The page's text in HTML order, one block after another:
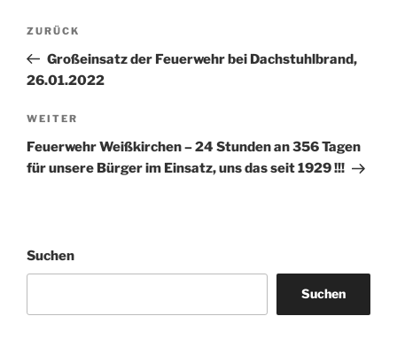
Beitragsnavigation
Vorheriger
Beitrag
ZURÜCK
Großeinsatz der Feuerwehr bei Dachstuhlbrand,
26.01.2022
Nächster
Beitrag
WEITER
Feuerwehr Weißkirchen – 24 Stunden an 356 Tagen
für unsere Bürger im Einsatz, uns das seit 1929 !!!
Suchen
Suchen